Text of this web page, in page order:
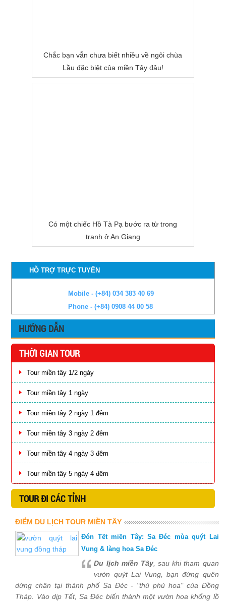
Chắc bạn vẫn chưa biết nhiều về ngôi chùa
Lầu đặc biệt của miền Tây đâu!
Có một chiếc Hồ Tà Pạ bước ra từ trong
tranh ở An Giang
HỖ TRỢ TRỰC TUYẾN
Mobile - (+84) 034 383 40 69
Phone - (+84) 0908 44 00 58
HƯỚNG DẪN
THỜI GIAN TOUR
Tour miền tây 1/2 ngày
Tour miền tây 1 ngày
Tour miền tây 2 ngày 1 đêm
Tour miền tây 3 ngày 2 đêm
Tour miền tây 4 ngày 3 đêm
Tour miền tây 5 ngày 4 đêm
TOUR ĐI CÁC TỈNH
ĐIỂM DU LỊCH TOUR MIỀN TÂY
Đón Tết miền Tây: Sa Đéc mùa quýt Lai
Vung & làng hoa Sa Đéc
Du lịch miền Tây, sau khi tham quan
vườn quýt Lai Vung, bạn đừng quên
dừng chân tại thành phố Sa Đéc - "thủ phủ hoa" của Đồng
Tháp. Vào dịp Tết, Sa Đéc biến thành một vườn hoa khổng lồ